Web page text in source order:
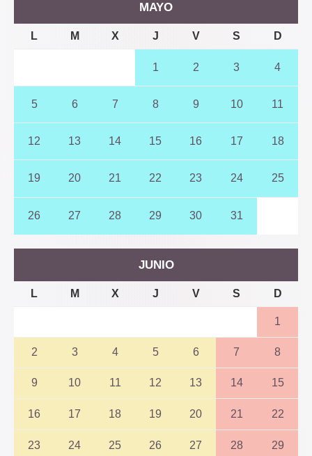
MAYO
L M X J V S D
1 2 3 4
5 6 7 8 9 10 11
12 13 14 15 16 17 18
19 20 21 22 23 24 25
26 27 28 29 30 31
JUNIO
L M X J V S D
1
2 3 4 5 6 7 8
9 10 11 12 13 14 15
16 17 18 19 20 21 22
23 24 25 26 27 28 29